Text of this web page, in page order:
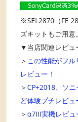
※SEL2870（FE
ズキットもご用意。
▼当店関連レビュ
＞ この性能がフ
レビュー！
＞CP+2018、ソ
ど体験プチレビュ
＞α7III実機レビュ